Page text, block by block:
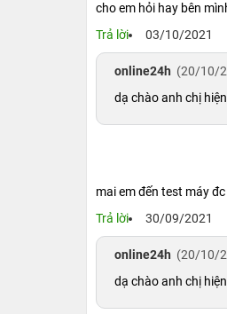
Apple hầu như sẽ
ngoài can thiệp
1.5. Dung lượng bộ
iPhone 12 Pro Max
giải trí ngay tại trên
này không thể nào
cho em hỏi hay bên
Trả lời
03/10/2021
online24h (20/10/
dạ chào anh chị
mai em đến test máy đc
Trả lời
30/09/2021
online24h (20/10/
dạ chào anh chị